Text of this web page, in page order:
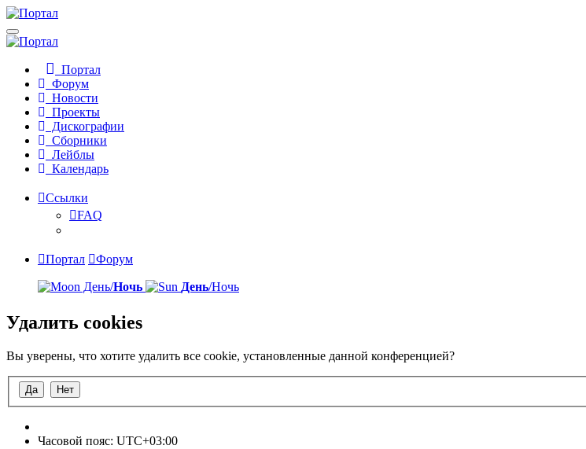
Портал
Форум
Новости
Проекты
Дискографии
Сборники
Лейблы
Календарь
Ссылки
FAQ
Портал Форум
День/Ночь День/Ночь
Удалить cookies
Вы уверены, что хотите удалить все cookie, установленные данной конференцией?
Часовой пояс: UTC+03:00